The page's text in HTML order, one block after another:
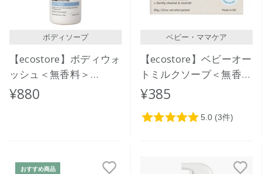
ボディソープ
【ecostore】ボディウォ
ッシュ＜無香料＞
350mL
¥880
ベビー・ママケア
【ecostore】ベビーオー
トミルクソープ＜無香料
＞
¥385
おすすめ商品